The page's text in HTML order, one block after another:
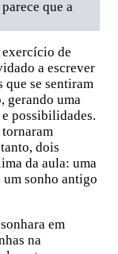
que a
exercício de
a escrever
que se sentiram
gerando uma
e possibilidades.
dois
da aula: uma
sonho antigo
em
na